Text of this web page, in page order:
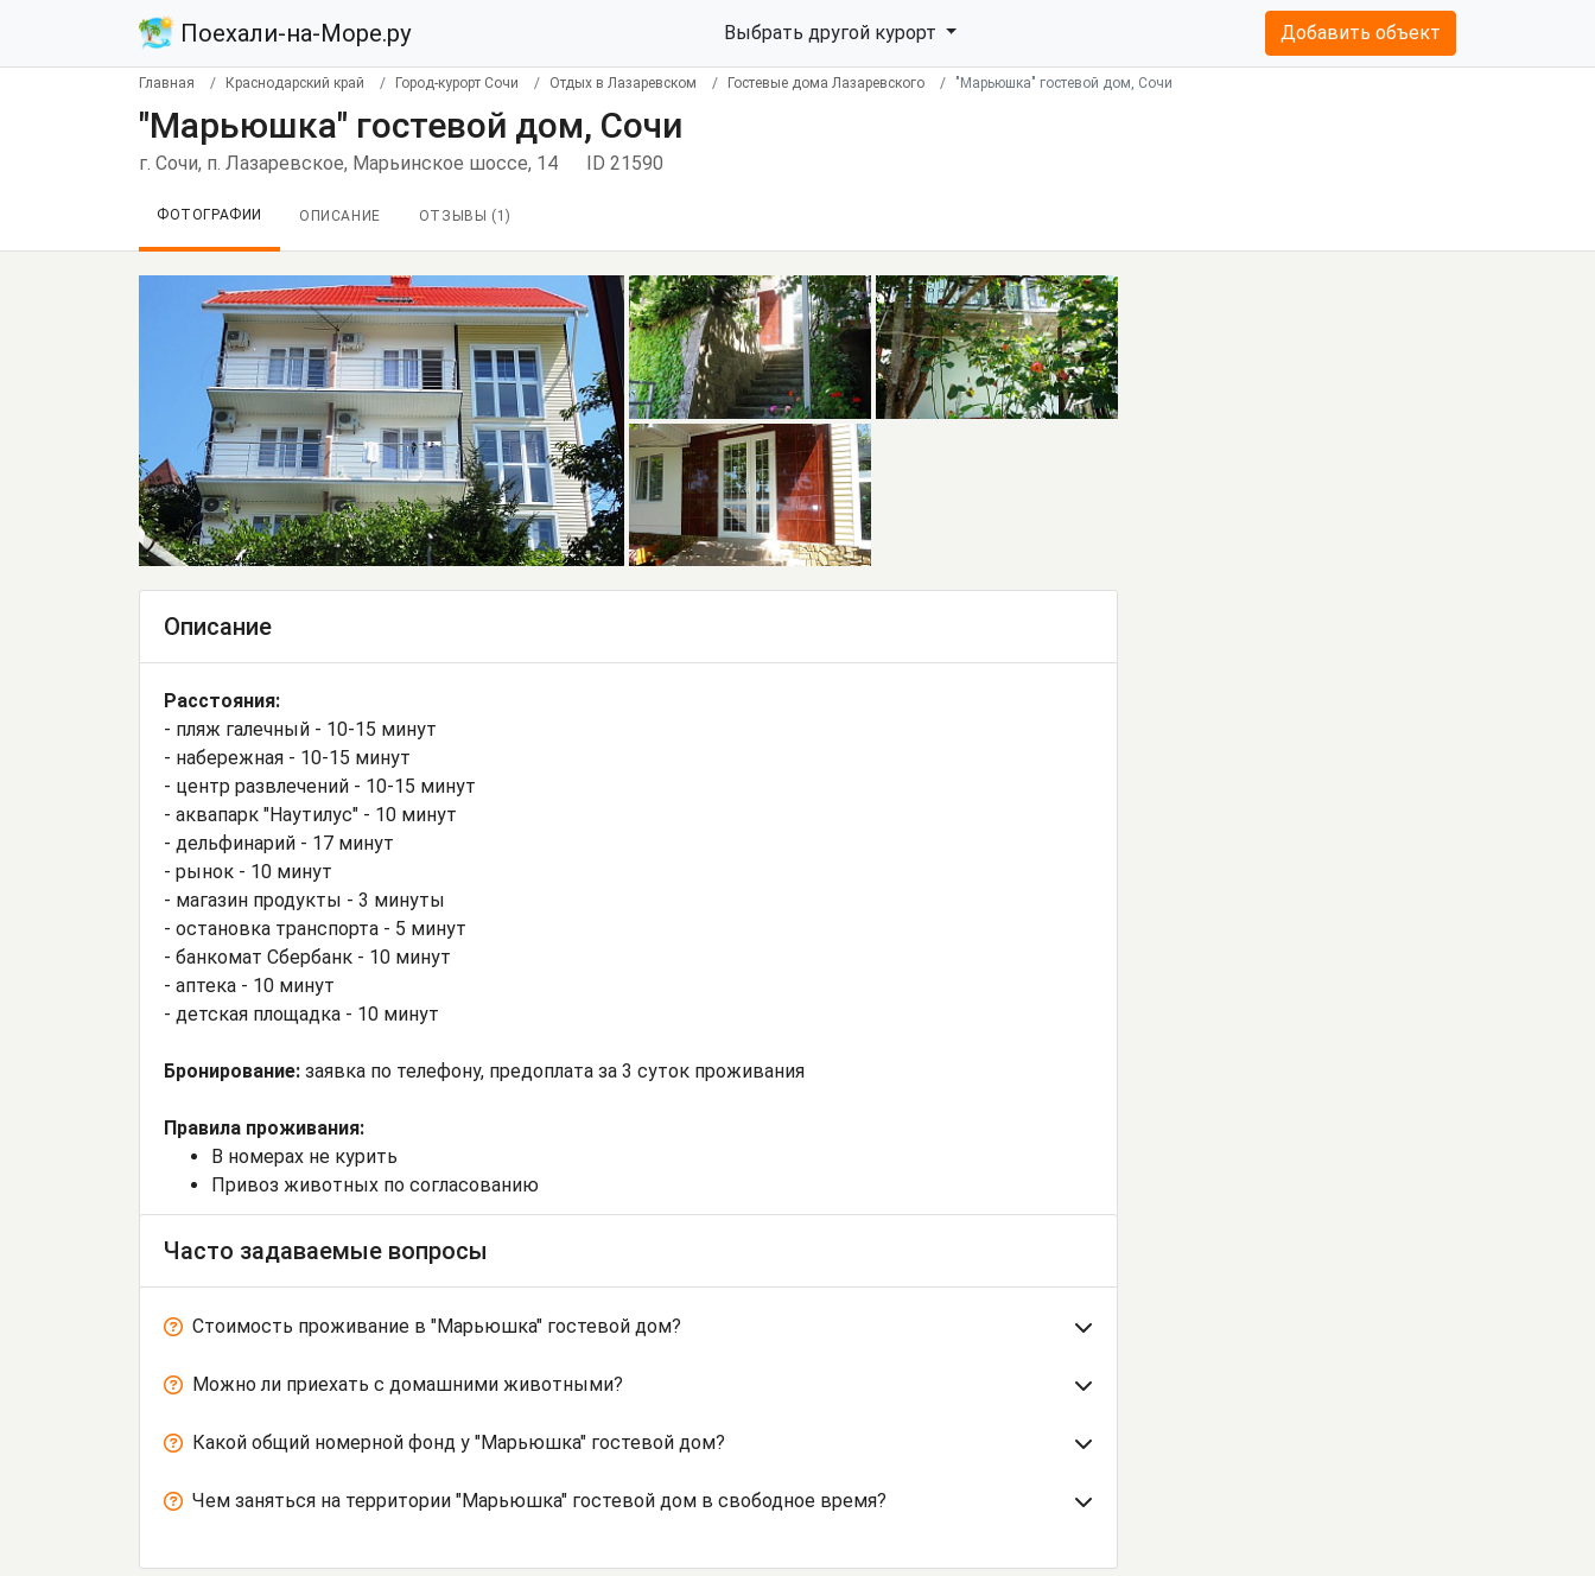
Поехали-на-Море.ру Выбрать другой курорт Добавить объект
Главная Краснодарский край Город-курорт Сочи Отдых в Лазаревском Гостевые дома Лазаревского "Марьюшка" гостевой дом, Сочи
"Марьюшка" гостевой дом, Сочи
г. Сочи, п. Лазаревское, Марьинское шоссе, 14 ID 21590
ФОТОГРАФИИ ОПИСАНИЕ ОТЗЫВЫ ( 1)
Описание
Расстояния:
- пляж галечный - 10-15 минут
- набережная - 10-15 минут
- центр развлечений - 10-15 минут
- аквапарк "Наутилус" - 10 минут
- дельфинарий - 17 минут
- рынок - 10 минут
- магазин продукты - 3 минуты
- остановка транспорта - 5 минут
- банкомат Сбербанк - 10 минут
- аптека - 10 минут
- детская площадка - 10 минут
Бронирование: заявка по телефону, предоплата за 3 суток проживания
Правила проживания:
В номерах не курить
Привоз животных по согласованию
Часто задаваемые вопросы
Стоимость проживание в "Марьюшка" гостевой дом?
Можно ли приехать с домашними животными?
Какой общий номерной фонд у "Марьюшка" гостевой дом?
Чем заняться на территории "Марьюшка" гостевой дом в свободное время?